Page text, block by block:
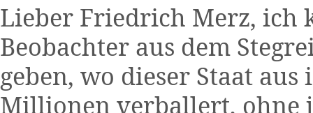
Lieber Friedrich Merz, ich
Beobachter aus dem
geben, wo dieser Staat
Millionen verballert, ohne